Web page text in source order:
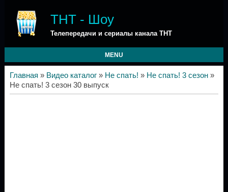
ТНТ - Шоу
Телепередачи и сериалы канала ТНТ
MENU
Главная » Видео каталог» Не спать! » Не спать! 3 сезон»
Не спать! 3 сезон 30 выпуск